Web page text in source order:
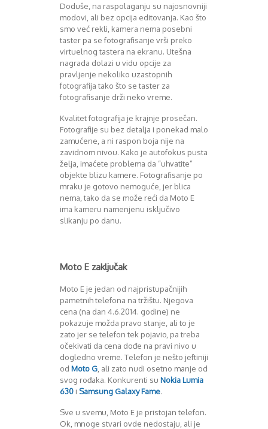
Doduše, na raspolaganju su najosnovniji
modovi, ali bez opcija editovanja. Kao što
smo već rekli, kamera nema posebni
taster pa se fotografisanje vrši preko
virtuelnog tastera na ekranu. Utešna
nagrada dolazi u vidu opcije za
pravljenje nekoliko uzastopnih
fotografija tako što se taster za
fotografisanje drži neko vreme.
Kvalitet fotografija je krajnje prosečan.
Fotografije su bez detalja i ponekad malo
zamućene, a ni raspon boja nije na
zavidnom nivou. Kako je autofokus pusta
želja, imaćete problema da “uhvatite”
objekte blizu kamere. Fotografisanje po
mraku je gotovo nemoguće, jer blica
nema, tako da se može reći da Moto E
ima kameru namenjenu isključivo
slikanju po danu.
Moto E zaključak
Moto E je jedan od najpristupačnijih
pametnih telefona na tržištu. Njegova
cena (na dan 4.6.2014. godine) ne
pokazuje možda pravo stanje, ali to je
zato jer se telefon tek pojavio, pa treba
očekivati da cena dođe na pravi nivo u
dogledno vreme. Telefon je nešto jeftiniji
od Moto G , ali zato nudi osetno manje od
svog rođaka. Konkurenti su Nokia Lumia
630 i Samsung Galaxy Fame.
Sve u svemu, Moto E je pristojan telefon.
Ok, mnoge stvari ovde nedostaju, ali je